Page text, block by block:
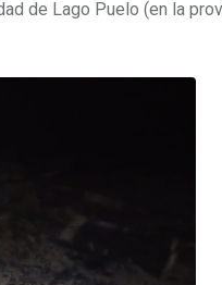
de Lago Puelo (en la